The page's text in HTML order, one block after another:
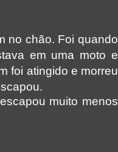
no chão. Foi quando
em uma moto e
foi atingido e morreu
muito menos